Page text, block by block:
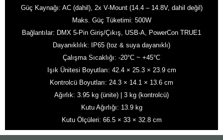
Güç Kaynağı: AC (dahil), 2x V-Mount (14.4 – 14.8V, dahil değil)
Maks. Güç Tüketimi: 500W
Bağlantılar: DMX 5-Pin Giriş/Çıkış, USB-A, PowerCon TRUE1
Dayanıklılık: IP65 (toz & suya dayanıklı)
Çalışma Sıcaklığı: -20°C ~ +45°C
Işık Ünitesi Boyutları: 42.4 × 25.3 × 23.9 cm
Kontrolcü Boyutları: 24.3 × 14.1 × 13.6 cm
Ağırlık: 3.95 kg (ünite) | 3 kg (kontrolcü)
Kutu Ağırlığı: 13.9 kg
Kutu Ölçüleri: 66.5 × 33 × 32.8 cm